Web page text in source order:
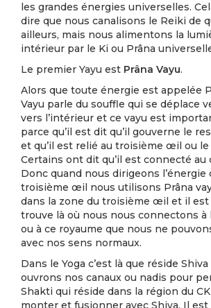
les grandes énergies universelles.
dire que nous canalisons le Reiki de
ailleurs, mais nous alimentons la
intérieur par le Ki ou Prâna
Le premier Yayu est Prâna Vayu.
Alors que toute énergie est appelée
Vayu parle du souffle qui se déplace
vers l’intérieur et ce vayu est
parce qu’il est dit qu’il gouverne le
et qu’il est relié au troisième œil ou le
Certains ont dit qu’il est connecté au
Donc quand nous dirigeons
troisième œil nous utilisons Prâna
dans la zone du troisième œil et il est
trouve là où nous nous connectons à
ou à ce royaume que nous ne
avec nos sens normaux.
Dans le Yoga c’est là que réside
ouvrons nos canaux ou nadis pour
Shakti qui réside dans la région du
monter et fusionner avec Shiva. Il est